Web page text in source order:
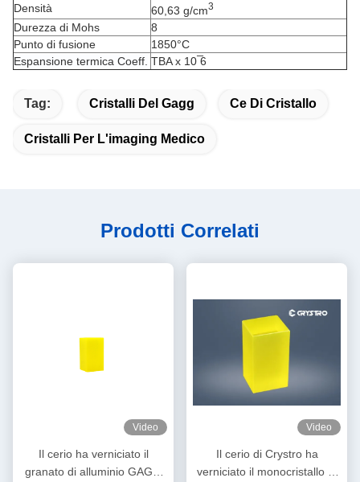
Densità
60,63 g/cm3
Durezza di Mohs
8
Punto di fusione
1850°C
Espansione termica Coeff. TBA x 10 ̅6
Tag: Cristalli Del Gagg Ce Di Cristallo
Cristalli Per L'imaging Medico
Prodotti Correlati
Video
Il cerio ha verniciato il
granato di alluminio GAGG
Video
Il cerio di Crystro ha
verniciato il monocristallo di